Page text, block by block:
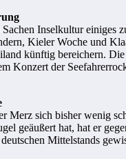
Inselkultur einiges
Kieler Woche und
künftig bereichern.
Konzert der
Merz sich bisher wenig
geäußert hat, hat er
Mittelstands